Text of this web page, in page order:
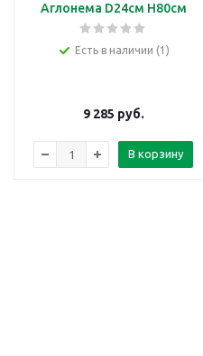
Аглонема D24см H80см
Есть в наличии (1)
9 285 руб.
В корзину